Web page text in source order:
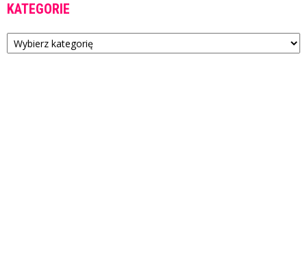
KATEGORIE
Kategorie